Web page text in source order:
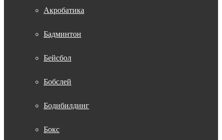
Акробатика
Бадминтон
Бейсбол
Бобслей
Бодибилдинг
Бокс